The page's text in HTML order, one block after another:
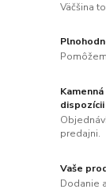
Väčšina
dispozícii
predajni.
Vaše
Dodanie